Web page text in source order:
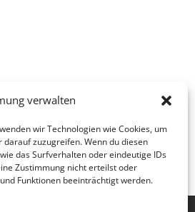
verwalten
wir Technologien wie Cookies, um
zuzugreifen. Wenn du diesen
das Surfverhalten oder eindeutige IDs
Zustimmung nicht erteilst oder
Funktionen beeinträchtigt werden.